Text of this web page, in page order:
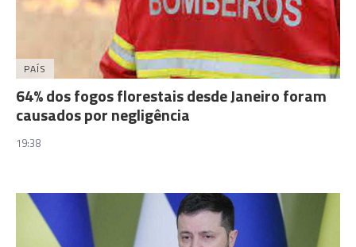
PAÍS
64% dos fogos florestais desde Janeiro foram
causados por negligência
19:38